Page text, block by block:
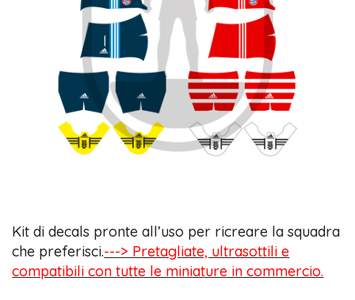
Kit di decals pronte all’uso per ricreare la squadra
che preferisci.---> Pretagliate, ultrasottili e
compatibili con tutte le miniature in commercio.